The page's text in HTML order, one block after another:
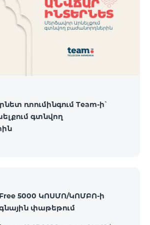
18:00 09:00-18:00 10:00-19:00
Խորենացու փողոց 26/26 09:00-
ռոումինգում Team-ի՝
գտնվող
5000 ԿՈՍՄՈ/ԿՈՄԲՈ-ի
փաթեթում